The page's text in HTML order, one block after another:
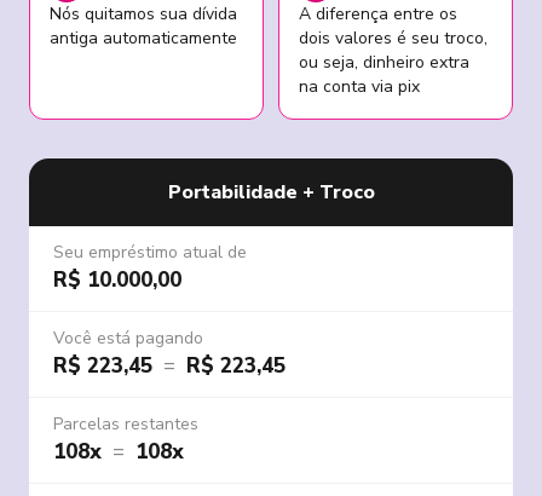
Nós quitamos sua dívida
antiga automaticamente
A diferença entre os
dois valores é seu troco,
ou seja, dinheiro extra
na conta via pix
Portabilidade + Troco
Seu empréstimo atual de
R$ 10.000,00
Você está pagando
R$ 223,45 = R$ 223,45
Parcelas restantes
108x = 108x